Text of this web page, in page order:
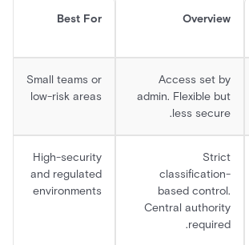
Overview
Best For
Access set by
admin. Flexible but
less secure.
Small teams or
low-risk areas
Strict
classification-
based control.
Central authority
required.
High-security
and regulated
environments